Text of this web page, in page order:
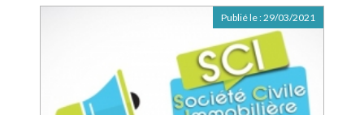
Publié le :29/03/2021